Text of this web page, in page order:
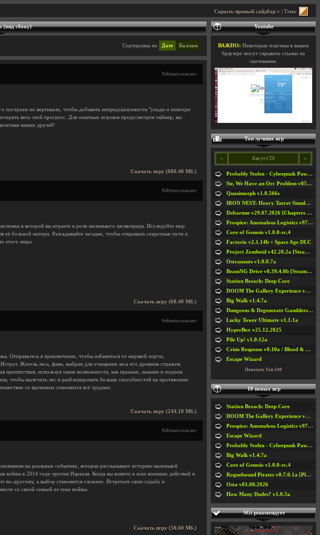
Скрыть правый сайдбар » | Тема:
сбоку)
Сортировка по Дате Баллам
Рейтинга пока нет
построен по вертикали, чтобы добавить непредсказуемости "упади и повтори
весь свой прогресс. Для опытных игроков предусмотрен таймер, вы
ваших друзей!
Скачать игру (680.40 Мб.)
Рейтинга пока нет
в которой вы играете в роли маленького шелкопряда. Исследуйте мир
её больной матери. Разгадывайте загадки, чтобы открывать секретные пути и
этого мира.
Скачать игру (60.40 Мб.)
Рейтинга пока нет
Отправьтесь в приключение, чтобы избавиться от мерзкой порчи,
Житель леса, фавн, выбран для очищения леса его древним стражем
препятствия, используя такие возможности, как прыжки, лазание и подъем
чтобы вылечить лес и разблокировать больше способностей на протяжении
со временем становится всё труднее.
Скачать игру (244.10 Мб.)
Рейтинга пока нет
на реальных событиях, которая рассказывает историю маленькой
войны в 2014 году против Израиля. Когда вы живете в зоне военных действий и
по-другому, а выбор становится сложнее. Встретьте свою судьбу в
со своей семьей из тени войны.
Скачать игру (50.60 Мб.)
Youtube
ВАЖНО: Некоторые плагины в вашем
браузере могут скрывать ссылки на
скачивание.
Топ лучших игр
« Август'26 »
Probably Stolen - Cyberpunk Pawnshop Simulator v048c [Playtest]
Sir, We Have an Orc Problem v05.08.2026
Quasimorph v1.0.566s
IRON NEST: Heavy Turret Simulator v1.0a
Deltarune v29.07.2026 [Chapters 1-5] / + RUS [Chapters 1-5]
Prospice: Anomalous Logistics v97 [Playtest]
Core of Genesis v1.0.0-rc.4
Factorio v2.1.14b + Space Age DLC
Project Zomboid v42.20.2a [Steam Early Access]
Ostranauts v1.0.0.7a
BeamNG Drive v0.39.4.0b [Steam Early Access]
Station Breach: Deep Core
DOOM The Gallery Experience v1.4.2
Big Walk v1.4.7a
Dungeons & Degenerate Gamblers v2.0.2a
Lucky Tower Ultimate v1.1.1a
HyperBox v25.12.2025
Pile Up! v1.0.12a
Crisis Response v0.10a / Blood & Bullet
Escape Wizard
Показать Топ-100
10 новых игр
Station Breach: Deep Core
DOOM The Gallery Experience v1.4.2
Prospice: Anomalous Logistics v97 [Playtest]
Escape Wizard
Probably Stolen - Cyberpunk Pawnshop Simulator v048c [Playtest]
Big Walk v1.4.7a
Core of Genesis v1.0.0-rc.4
Roguebound Pirates v0.7.0.1a [Playtest]
Osta v01.08.2026
How Many Dudes? v1.0.5a
SGi рекомендует